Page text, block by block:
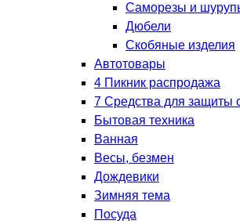
Саморезы и
Дюбели
Скобяные изделия
Автотовары
4 Пикник распродажа
7 Средства для защиты
Бытовая техника
Ванная
Весы, безмен
Дождевики
Зимняя тема
Посуда